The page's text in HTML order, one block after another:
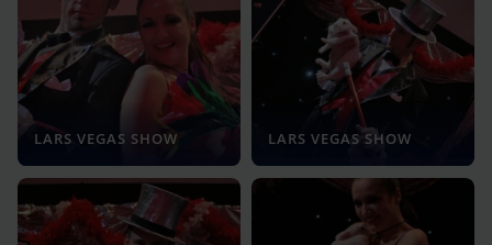
LARS VEGAS SHOW LARS VEGAS SHOW